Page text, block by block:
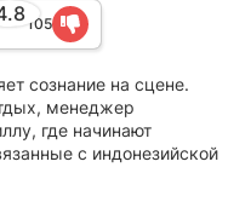
105
сознание на сцене.
менеджер
где начинают
с индонезийской